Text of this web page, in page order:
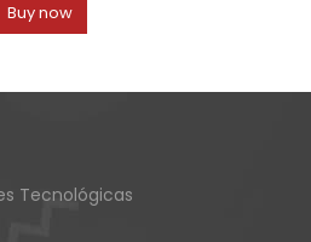
y reembolsos